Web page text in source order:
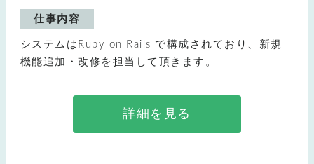
仕事内容
システムはRuby on Rails で構成されており、新規
機能追加・改修を担当して頂きます。
詳細を見る